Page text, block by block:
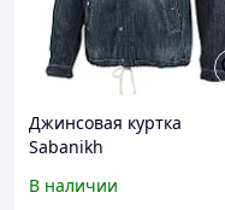
Джинсовая куртка
Sabanikh
В наличии